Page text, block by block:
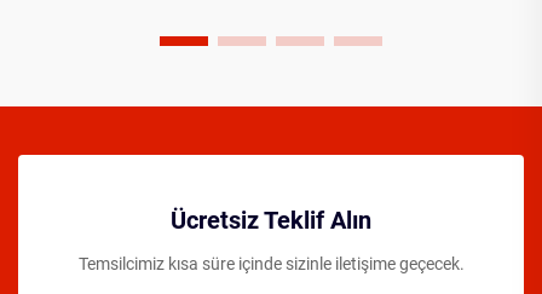
Ücretsiz Teklif Alın
Temsilcimiz kısa süre içinde sizinle iletişime geçecek.